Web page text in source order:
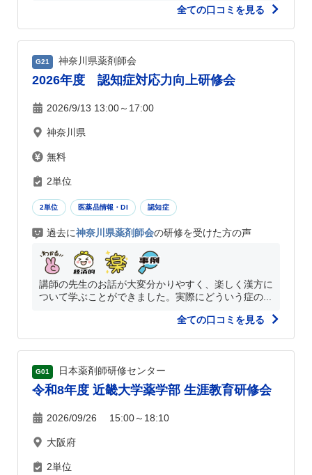
全ての口コミを見る
G21 神奈川県薬剤師会
2026年度 認知症対応力向上研修会
2026/9/13 13:00～17:00
神奈川県
無料
2単位
2単位 医薬品情報・DI 認知症
過去に神奈川県薬剤師会の研修を受けた方の声
講師の先生のお話が大変分かりやすく、楽しく漢方に
ついて学ぶことができました。実際にどういう症の...
全ての口コミを見る
G01 日本薬剤師研修センター
令和8年度 近畿大学薬学部 生涯教育研修会
2026/09/26 15:00～18:10
大阪府
2単位